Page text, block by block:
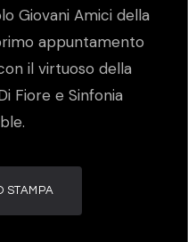
Giovani Amici della
appuntamento
il virtuoso della
Fiore e Sinfonia
STAMPA